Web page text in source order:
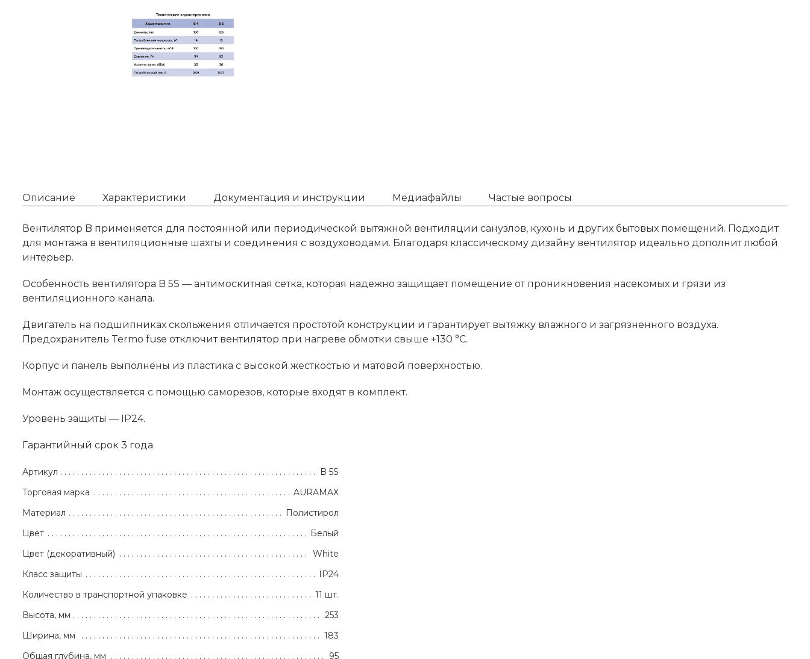
Описание Характеристики Документация и инструкции Медиафайлы Частые вопросы
Вентилятор B применяется для постоянной или периодической вытяжной вентиляции санузлов, кухонь и других бытовых помещений. Подходит
для монтажа в вентиляционные шахты и соединения с воздуховодами. Благодаря классическому дизайну вентилятор идеально дополнит любой
интерьер.
Особенность вентилятора B 5S — антимоскитная сетка, которая надежно защищает помещение от проникновения насекомых и грязи из
вентиляционного канала.
Двигатель на подшипниках скольжения отличается простотой конструкции и гарантирует вытяжку влажного и загрязненного воздуха.
Предохранитель Termo fuse отключит вентилятор при нагреве обмотки свыше +130 °С.
Корпус и панель выполнены из пластика с высокой жесткостью и матовой поверхностью.
Монтаж осуществляется с помощью саморезов, которые входят в комплект.
Уровень защиты — IP24.
Гарантийный срок 3 года.
Артикул
B 5S
Торговая марка
AURAMAX
Материал
Полистирол
Цвет
Белый
Цвет (декоративный)
White
Класс защиты
IP24
Количество в транспортной упаковке
11 шт.
Высота, мм
253
Ширина, мм
183
Общая глубина, мм
95